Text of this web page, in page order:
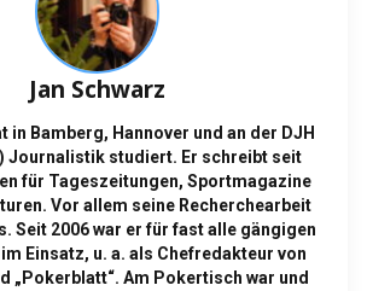
Jan Schwarz
in Bamberg, Hannover und an der DJH
Journalistik studiert. Er schreibt seit
für Tageszeitungen, Sportmagazine
Vor allem seine Recherchearbeit
Seit 2006 war er für fast alle gängigen
Einsatz, u. a. als Chefredakteur von
„Pokerblatt“. Am Pokertisch war und